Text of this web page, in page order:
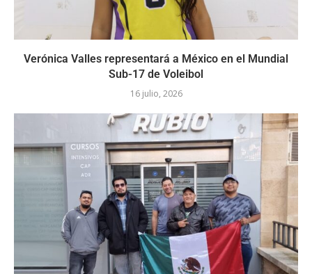
Verónica Valles representará a México en el Mundial
Sub-17 de Voleibol
16 julio, 2026